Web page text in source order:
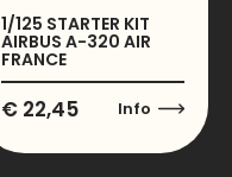
1/125 STARTER KIT
AIRBUS A-320 AIR
FRANCE
€ 22,45 Info